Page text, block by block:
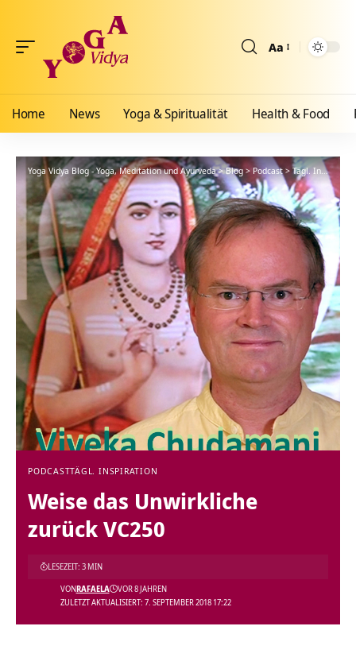
Aa
Home News Yoga & Spiritualität Health & Food
Yoga Vidya Blog - Yoga, Meditation und Ayurveda>Blog> Podcast> Tägl. Inspiration
PODCASTTÄGL. INSPIRATION
Weise das Unwirkliche
zurück VC250
ZULETZT AKTUALISIERT: 7. SEPTEMBER 2018 17:22
VONRAFAELA VOR 8 JAHREN
LESEZEIT: 3 MIN